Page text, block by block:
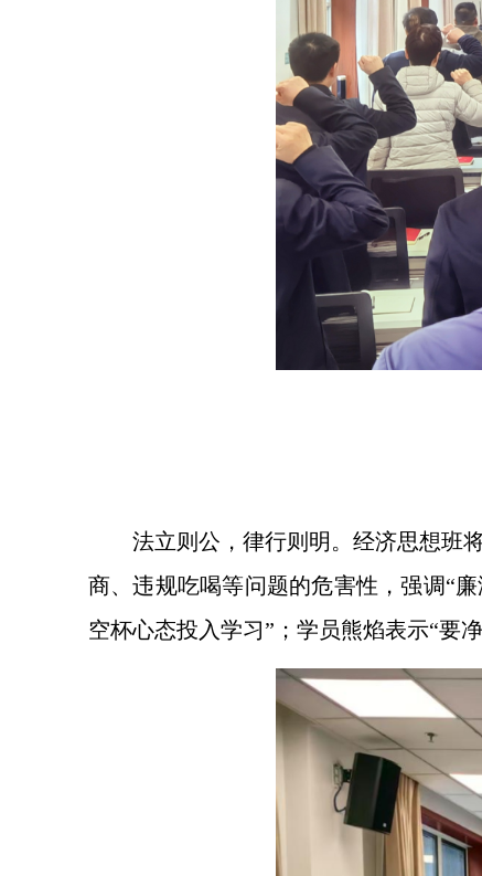
法立则公，律行则明。经济思想班
商、违规吃喝等问题的危害性，强调“
空杯心态投入学习”；学员熊焰表示“要